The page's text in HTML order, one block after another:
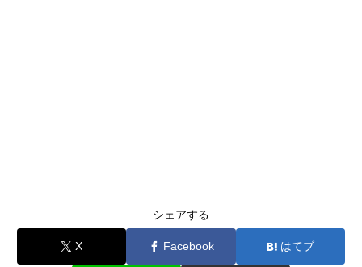
シェアする
X Facebook はてブ